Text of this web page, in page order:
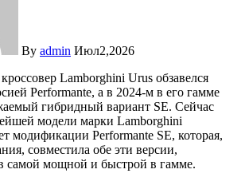
By admin Июл2,2026
Lamborghini Urus обзавелся
Performante, а в 2024-м в его гамме
гибридный вариант SE. Сейчас
модели марки Lamborghini
модификации Performante SE, которая,
совместила обе эти версии,
самой мощной и быстрой в гамме.